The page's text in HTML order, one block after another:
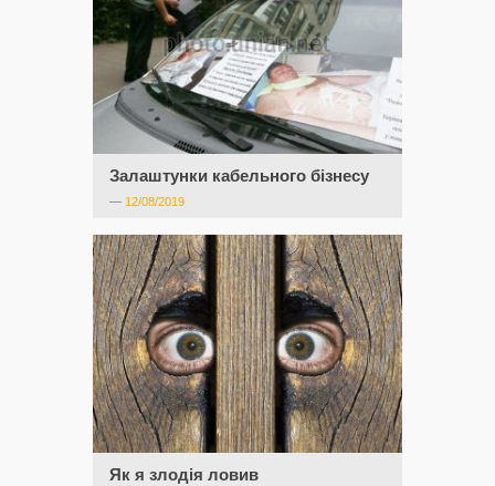
Залаштунки кабельного бізнесу
— 12/08/2019
Як я злодія ловив